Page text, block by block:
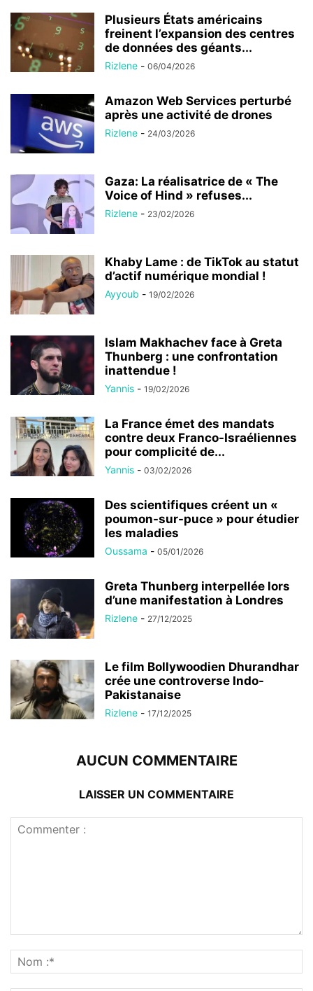
Plusieurs États américains
freinent l’expansion des centres
de données des géants...
Rizlene - 06/04/2026
Amazon Web Services perturbé
après une activité de drones
Rizlene - 24/03/2026
Gaza: La réalisatrice de « The
Voice of Hind » refuses...
Rizlene - 23/02/2026
Khaby Lame : de TikTok au statut
d’actif numérique mondial !
Ayyoub - 19/02/2026
Islam Makhachev face à Greta
Thunberg : une confrontation
inattendue !
Yannis - 19/02/2026
La France émet des mandats
contre deux Franco-Israéliennes
pour complicité de...
Yannis - 03/02/2026
Des scientifiques créent un «
poumon-sur-puce » pour étudier
les maladies
Oussama - 05/01/2026
Greta Thunberg interpellée lors
d’une manifestation à Londres
Rizlene - 27/12/2025
Le film Bollywoodien Dhurandhar
crée une controverse Indo-
Pakistanaise
Rizlene - 17/12/2025
AUCUN COMMENTAIRE
LAISSER UN COMMENTAIRE